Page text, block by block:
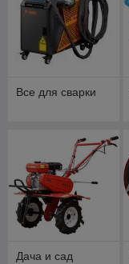
Все для сварки
Дача и сад